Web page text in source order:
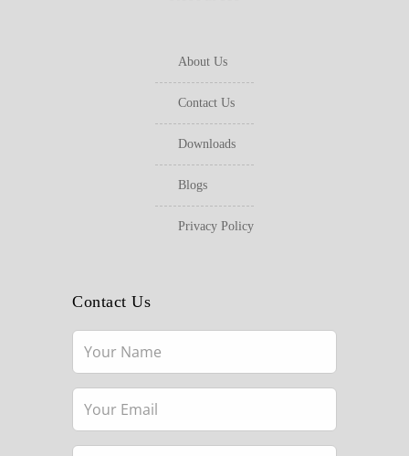
About Us
Contact Us
Downloads
Blogs
Privacy Policy
Contact Us